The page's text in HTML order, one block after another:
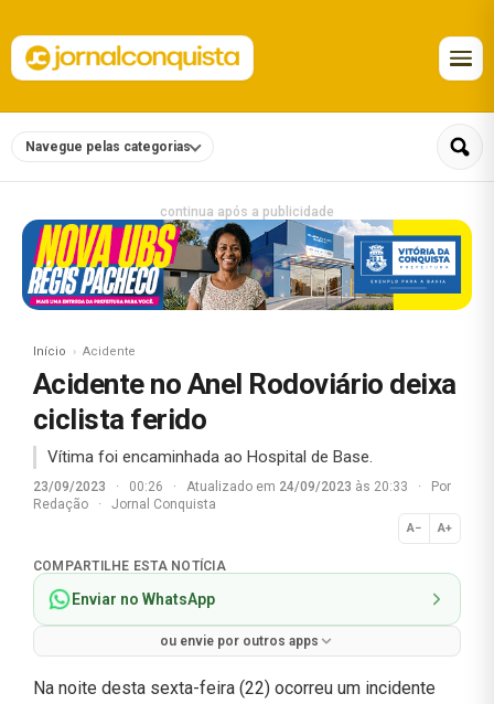
Navegue pelas categorias
continua após a publicidade
Início Acidente
Acidente no Anel Rodoviário deixa
ciclista ferido
Vítima foi encaminhada ao Hospital de Base.
23/09/2023 · 00:26 · Atualizado em 24/09/2023 às 20:33 ·
Por
Redação
· Jornal Conquista
A− A+
Normal
COMPARTILHE ESTA NOTÍCIA
Enviar no WhatsApp
ou envie por outros apps
Na noite desta sexta-feira (22) ocorreu um incidente